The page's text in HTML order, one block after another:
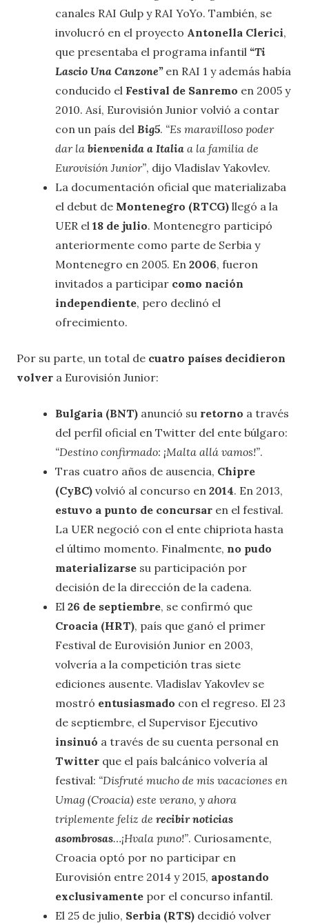
canales RAI Gulp y RAI YoYo. También, se
involucró en el proyecto Antonella Clerici,
que presentaba el programa infantil “Ti
Lascio Una Canzone”en RAI 1 y además había
conducido el Festival de Sanremo en 2005 y
2010. Así, Eurovisión Junior volvió a contar
con un país del Big5. “Es maravilloso poder
dar la bienvenida a Italia a la familia de
Eurovisión Junior”, dijo Vladislav Yakovlev.
La documentación oficial que materializaba
el debut de Montenegro (RTCG) llegó a la
UER el 18 de julio. Montenegro participó
anteriormente como parte de Serbia y
Montenegro en 2005. En 2006, fueron
invitados a participar como nación
independiente, pero declinó el
ofrecimiento.
Por su parte, un total de cuatro países decidieron
volver a Eurovisión Junior:
Bulgaria (BNT) anunció su retorno a través
del perfil oficial en Twitter del ente búlgaro:
“Destino confirmado: ¡Malta allá vamos!”.
Tras cuatro años de ausencia, Chipre
(CyBC) volvió al concurso en 2014. En 2013,
estuvo a punto de concursar en el festival.
La UER negoció con el ente chipriota hasta
el último momento. Finalmente, no pudo
materializarse su participación por
decisión de la dirección de la cadena.
El 26 de septiembre, se confirmó que
Croacia (HRT), país que ganó el primer
Festival de Eurovisión Junior en 2003,
volvería a la competición tras siete
ediciones ausente. Vladislav Yakovlev se
mostró entusiasmado con el regreso. El 23
de septiembre, el Supervisor Ejecutivo
insinuó a través de su cuenta personal en
Twitter que el país balcánico volvería al
festival: “Disfruté mucho de mis vacaciones en
Umag (Croacia) este verano, y ahora
triplemente feliz de recibir noticias
asombrosas…¡Hvala puno!”. Curiosamente,
Croacia optó por no participar en
Eurovisión entre 2014 y 2015, apostando
exclusivamente por el concurso infantil.
El 25 de julio, Serbia (RTS) decidió volver